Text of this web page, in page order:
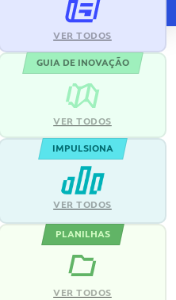
VER TODOS
GUIA DE INOVAÇÃO
VER TODOS
IMPULSIONA
VER TODOS
PLANILHAS
VER TODOS